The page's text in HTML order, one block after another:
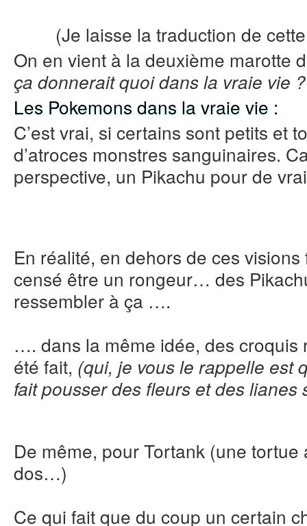
(Je laisse la traduction de
On en vient à la deuxième marotte
ça donnerait quoi dans la vraie vie
Les Pokemons dans la vraie vie :
C’est vrai, si certains sont petits et
d’atroces monstres sanguinaires.
perspective, un Pikachu pour de
En réalité, en dehors de ces visions
censé être un rongeur… des
ressembler à ça ….
…. dans la même idée, des croquis
été fait, (qui, je vous le rappelle est
fait pousser des fleurs et des
De même, pour Tortank (une tortue
dos…)
Ce qui fait que du coup un certain